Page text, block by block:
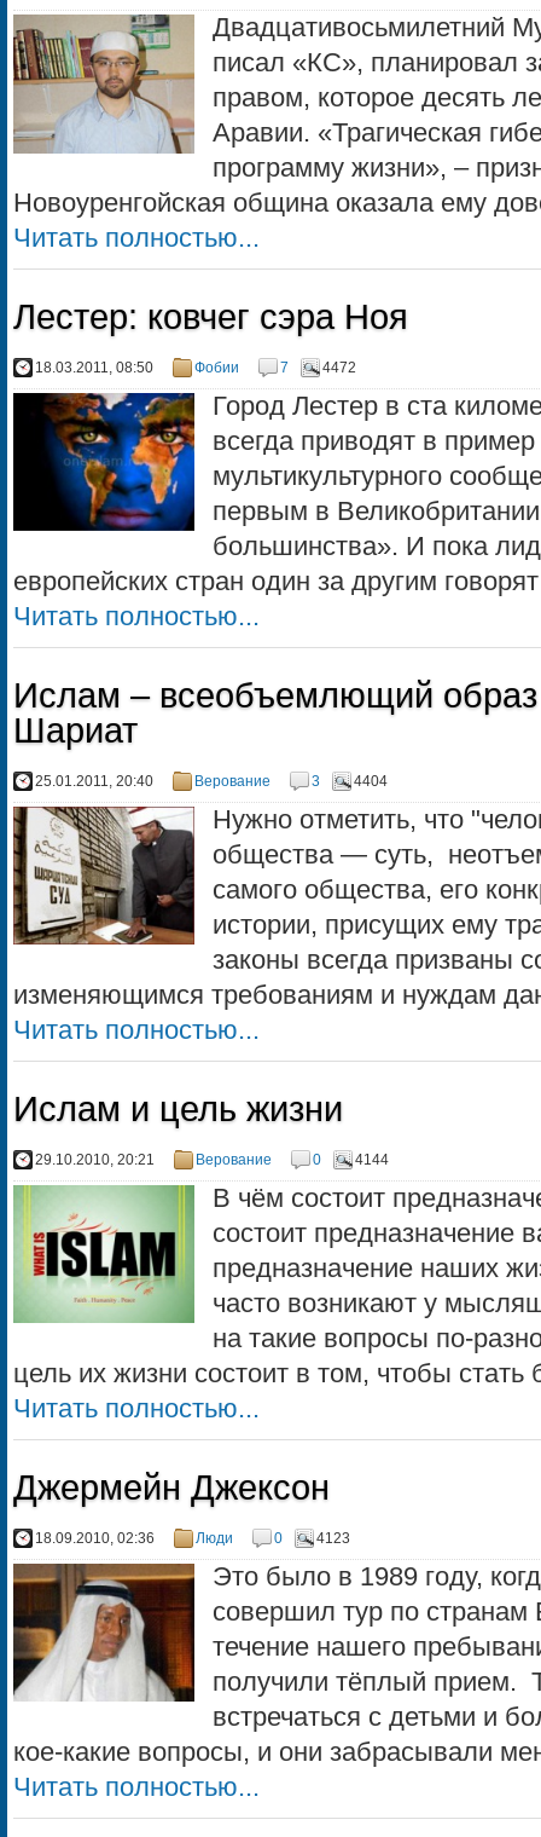
Двадцативосьмилетний
писал «КС», планировал
правом, которое десять
Аравии. «Трагическая
программу жизни», –
Новоуренгойская община оказала ему
Читать полностью...
Лестер: ковчег сэра Ноя
18.03.2011, 08:50 Фобии 7 4472
Город Лестер в ста
всегда приводят в
мультикультурного
первым в
большинства». И пока
европейских стран один за другим
Читать полностью...
Ислам – всеобъемлющий образ
Шариат
25.01.2011, 20:40 Верование 3 4404
Нужно отметить, что
общества — суть,
самого общества, его
истории, присущих ему
законы всегда призваны
изменяющимся требованиям и нуждам
Читать полностью...
Ислам и цель жизни
29.10.2010, 20:21 Верование 0 4144
В чём состоит
состоит предназначение
предназначение наших
часто возникают у
на такие вопросы по-
цель их жизни состоит в том, чтобы
Читать полностью...
Джермейн Джексон
18.09.2010, 02:36 Люди 0 4123
Это было в 1989 году,
совершил тур по
течение нашего
получили тёплый прием.
встречаться с детьми и
кое-какие вопросы, и они забрасывали
Читать полностью...